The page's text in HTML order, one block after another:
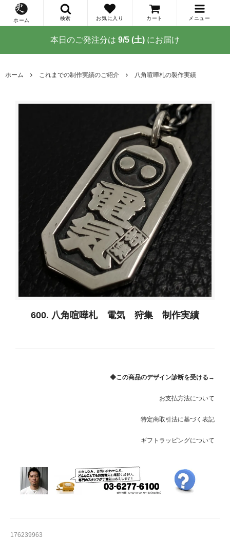
ホーム 検索 お気に入り カート メニュー
本日のご発注分は 9/5 (土) にお届け
ホーム これまでの制作実績のご紹介 八角喧嘩札の製作実績
600. 八角喧嘩札 電気 狩集 制作実績
◆この商品のデザイン診断を受ける→
お支払方法について
特定商取引法に基づく表記
ギフトラッピングについて
176239963